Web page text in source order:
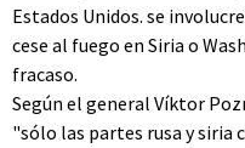
Estados Unidos. se
cese al fuego en Siria o
fracaso.
Según el general Víktor
"sólo las partes rusa y siria